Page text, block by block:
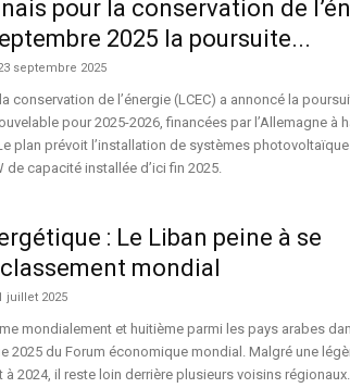
pour la conservation de
2025 la poursuite...
septembre 2025
conservation de l’énergie (LCEC) a annoncé la
pour 2025-2026, financées par l’Allemagne à
plan prévoit l’installation de systèmes
de capacité installée d’ici fin 2025.
: Le Liban peine à se
mondial
juillet 2025
mondialement et huitième parmi les pays arabes
2025 du Forum économique mondial. Malgré une
2024, il reste loin derrière plusieurs voisins